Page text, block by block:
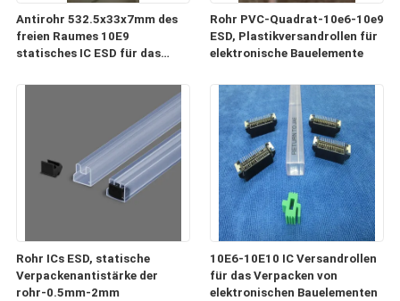
Antirohr 532.5x33x7mm des
freien Raumes 10E9
statisches IC ESD für das
Rohr PVC-Quadrat-10e6-10e9
ESD, Plastikversandrollen für
elektronische Bauelemente
Rohr ICs ESD, statische
Verpackenantistärke der
rohr-0.5mm-2mm
10E6-10E10 IC Versandrollen
für das Verpacken von
elektronischen Bauelementen